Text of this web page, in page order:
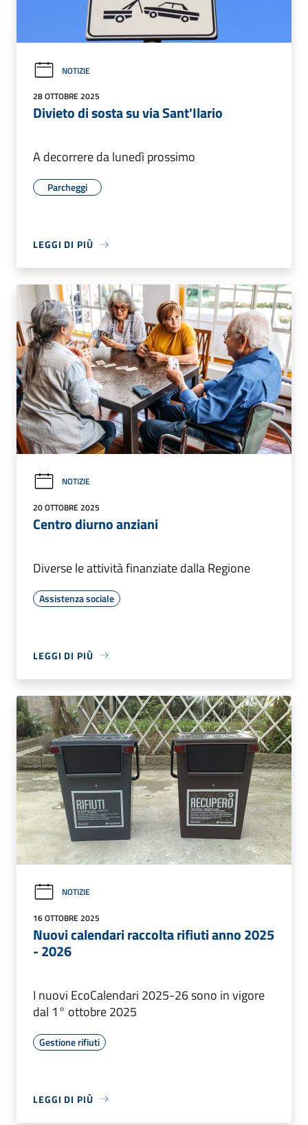
NOTIZIE
28 OTTOBRE 2025
Divieto di sosta su via Sant'Ilario
A decorrere da lunedì prossimo
Parcheggi
LEGGI DI PIÙ
NOTIZIE
20 OTTOBRE 2025
Centro diurno anziani
Diverse le attività finanziate dalla Regione
Assistenza sociale
LEGGI DI PIÙ
NOTIZIE
16 OTTOBRE 2025
Nuovi calendari raccolta rifiuti anno 2025
- 2026
I nuovi EcoCalendari 2025-26 sono in vigore
dal 1° ottobre 2025
Gestione rifiuti
LEGGI DI PIÙ